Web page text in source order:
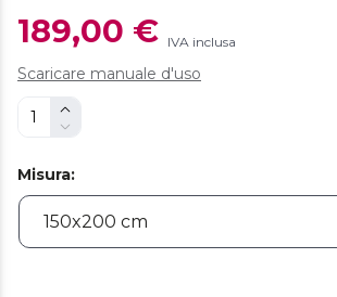
189,00 € IVA inclusa
Scaricare manuale d'uso
Misura: